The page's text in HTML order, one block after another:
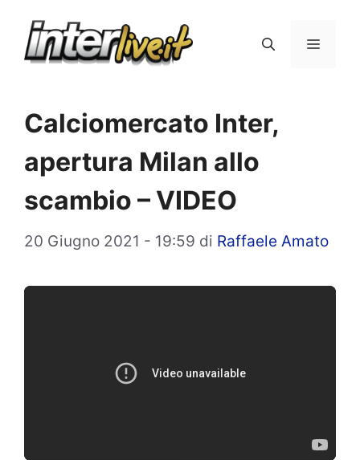
Menu
Calciomercato Inter,
apertura Milan allo
scambio – VIDEO
20 Giugno 2021 - 19:59 di Raffaele Amato